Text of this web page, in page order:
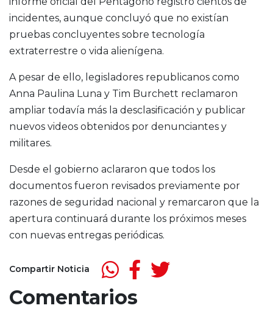
incidentes, aunque concluyó que no existían
pruebas concluyentes sobre tecnología
extraterrestre o vida alienígena.
A pesar de ello, legisladores republicanos como
Anna Paulina Luna y Tim Burchett reclamaron
ampliar todavía más la desclasificación y publicar
nuevos videos obtenidos por denunciantes y
militares.
Desde el gobierno aclararon que todos los
documentos fueron revisados previamente por
razones de seguridad nacional y remarcaron que la
apertura continuará durante los próximos meses
con nuevas entregas periódicas.
Compartir Noticia
Comentarios